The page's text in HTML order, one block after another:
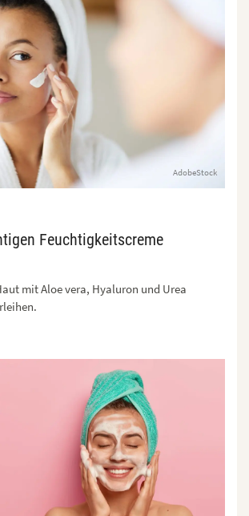
AdobeStock
Feuchtigkeitscreme
mit Aloe vera, Hyaluron und Urea